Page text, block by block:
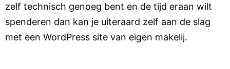
zelf technisch genoeg bent en de tijd eraan wilt
spenderen dan kan je uiteraard zelf aan de slag
met een WordPress site van eigen makelij.